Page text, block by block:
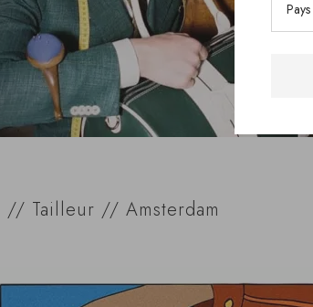
// Tailleur // Amsterdam